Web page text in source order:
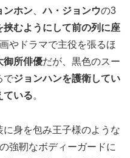
ンホン 、ハ・ジョンウの3
挟むようにして前の列に座
やドラマで主役を張るほ
御所俳優だが、黒色のスー
でジョンハンを護衛してい
ている。
身を包み王子様のような
強靭なボディーガードに